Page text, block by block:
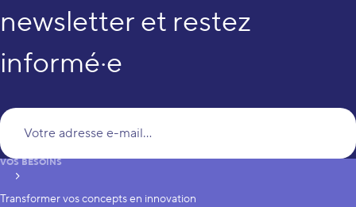
newsletter et restez
informé·e
S’inscrire
VOS BESOINS
Transformer vos concepts en innovation